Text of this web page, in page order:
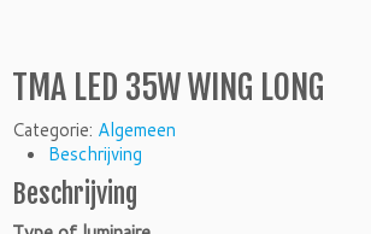
TMA LED 35W WING LONG
Categorie: Algemeen
Beschrijving
Beschrijving